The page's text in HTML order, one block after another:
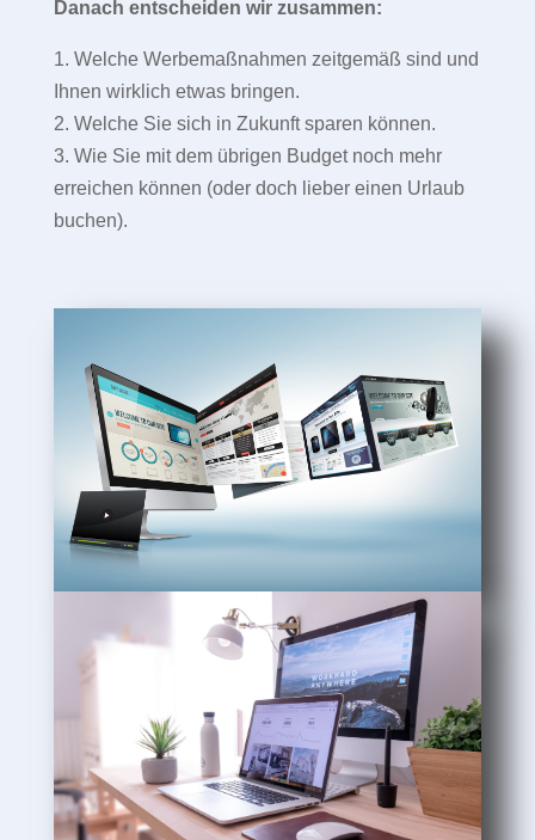
Danach entscheiden wir zusammen:
1. Welche Werbemaßnahmen zeitgemäß sind und
Ihnen wirklich etwas bringen.
2. Welche Sie sich in Zukunft sparen können.
3. Wie Sie mit dem übrigen Budget noch mehr
erreichen können (oder doch lieber einen Urlaub
buchen).